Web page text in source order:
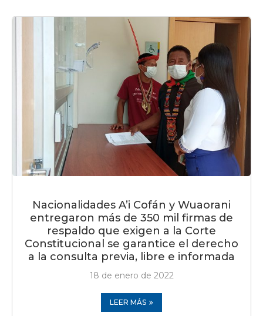
Nacionalidades A’i Cofán y Wuaorani
entregaron más de 350 mil firmas de
respaldo que exigen a la Corte
Constitucional se garantice el derecho
a la consulta previa, libre e informada
18 de enero de 2022
LEER MÁS